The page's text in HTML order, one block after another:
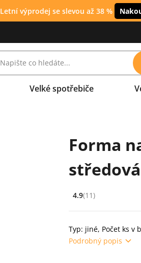
Letní výprodej se slevou až 38 %
Velké spotřebiče
Forma
středová
Hodnocení: 4.9 z 5
4.9(11)
Typ: jiné, Počet ks v
Podrobný popis